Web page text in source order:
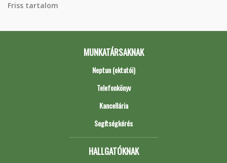
Friss tartalom
MUNKATÁRSAKNAK
Neptun (oktatói)
Telefonkönyv
Kancellária
Segítségkérés
HALLGATÓKNAK